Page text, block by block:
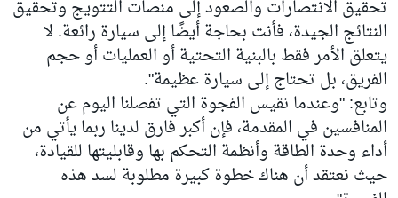
تحقيق الانتصارات والصعود إلى منصات التتويج وتحقيق
النتائج الجيدة، فأنت بحاجة أيضًا إلى سيارة رائعة. لا
يتعلق الأمر فقط بالبنية التحتية أو العمليات أو حجم
الفريق، بل تحتاج إلى سيارة عظيمة".
وتابع: "وعندما نقيس الفجوة التي تفصلنا اليوم عن
المنافسين في المقدمة، فإن أكبر فارق لدينا ربما يأتي من
أداء وحدة الطاقة وأنظمة التحكم بها وقابليتها للقيادة،
حيث نعتقد أن هناك خطوة كبيرة مطلوبة لسد هذه